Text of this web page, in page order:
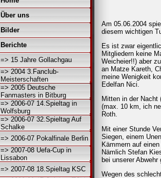
Über uns
Bilder
Berichte
=> 15 Jahre Gollachgau
=> 2004 3.Fanclub-
Meisterschaften
=> 2005 Deutsche
Fanmasters in Bitburg
=> 2006-07 14.Spieltag in
Wolfsburg
=> 2006-07 32.Spieltag Auf
Schalke
=> 2006-07 Pokalfinale Berlin
=> 2007-08 Uefa-Cup in
Lissabon
=> 2007-08 18.Spieltag KSC
Am 05.06.2004
diesem wichtigen
Es ist zwar
Mitgliedern keine
Weicheier!!) aber
an Matze Kareth,
meine Wenigkeit
Edelfan Nici.
Mitten in der Nacht
(max. 10 km, ich
Roth.
Mit einer Stunde
Siegen, einem
Kämmern auf
Nämlich Stefan
bei unserer Abwehr
Wegen des